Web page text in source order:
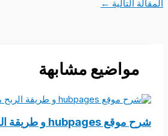
المقالة التالية ←
مواضيع مشابهة
شرح موقع hubpages و طريقة الربح من خلاله